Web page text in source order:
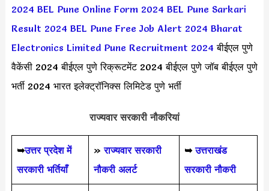
2024 BEL Pune Online Form 2024 BEL Pune Sarkari
Result 2024 BEL Pune Free Job Alert 2024 Bharat
Electronics Limited Pune Recruitment 2024 बीईएल पुणे
वैकेंसी 2024 बीईएल पुणे रिक्रूटमेंट 2024 बीईएल पुणे जॉब बीईएल पुणे
भर्ती 2024 भारत इलेक्ट्रॉनिक्स लिमिटेड पुणे भर्ती
राज्यवार सरकारी नौकरियां
➥उत्तर प्रदेश में
सरकारी भर्तियाँ
»राज्यवार सरकारी
नौकरी अलर्ट
➥ उत्तराखंड
सरकारी नौकरी